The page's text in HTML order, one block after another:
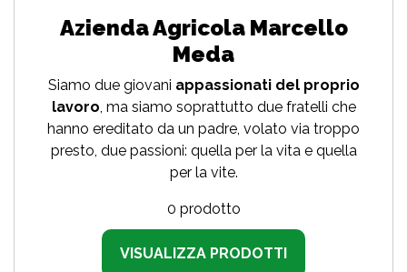
Azienda Agricola Marcello
Meda
Siamo due giovani appassionati del proprio
lavoro, ma siamo soprattutto due fratelli che
hanno ereditato da un padre, volato via troppo
presto, due passioni: quella per la vita e quella
per la vite.
0 prodotto
VISUALIZZA PRODOTTI